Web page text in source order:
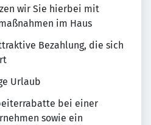
wir Sie hierbei mit
im Haus
Bezahlung, die sich
Urlaub
bei einer
sowie ein